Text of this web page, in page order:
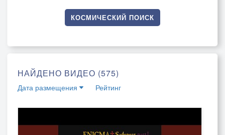
КОСМИЧЕСКИЙ ПОИСК
НАЙДЕНО ВИДЕО (575)
Дата размещения Рейтинг